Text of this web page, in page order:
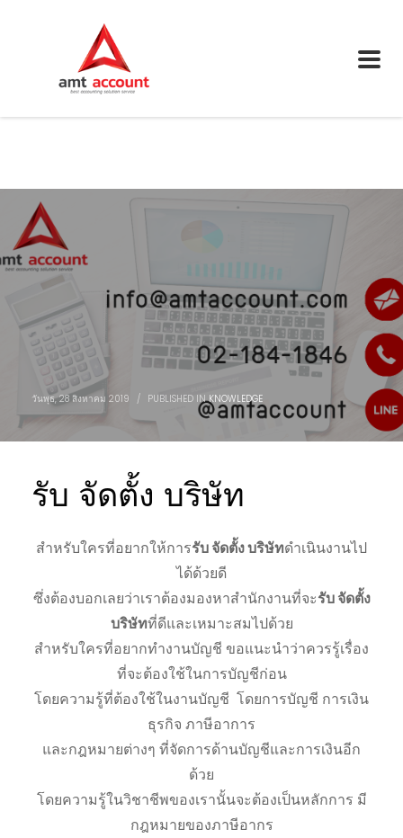
วันพุธ, 28 สิงหาคม 2019 / PUBLISHED INKNOWLEDGE
รับ จัดตั้ง บริษัท
สำหรับใครที่อยากให้การรับ จัดตั้ง บริษัทดำเนินงานไป
ได้ด้วยดี
ซึ่งต้องบอกเลยว่าเราต้องมองหาสำนักงานที่จะรับ จัดตั้ง
บริษัทที่ดีและเหมาะสมไปด้วย
สำหรับใครที่อยากทำงานบัญชี ขอแนะนำว่าควรรู้เรื่อง
ที่จะต้องใช้ในการบัญชีก่อน
โดยความรู้ที่ต้องใช้ในงานบัญชี โดยการบัญชี การเงิน
ธุรกิจ ภาษีอาการ
และกฎหมายต่างๆ ที่จัดการด้านบัญชีและการเงินอีก
ด้วย
โดยความรู้ในวิชาชีพของเรานั้นจะต้องเป็นหลักการ มี
กฎหมายของภาษีอากร